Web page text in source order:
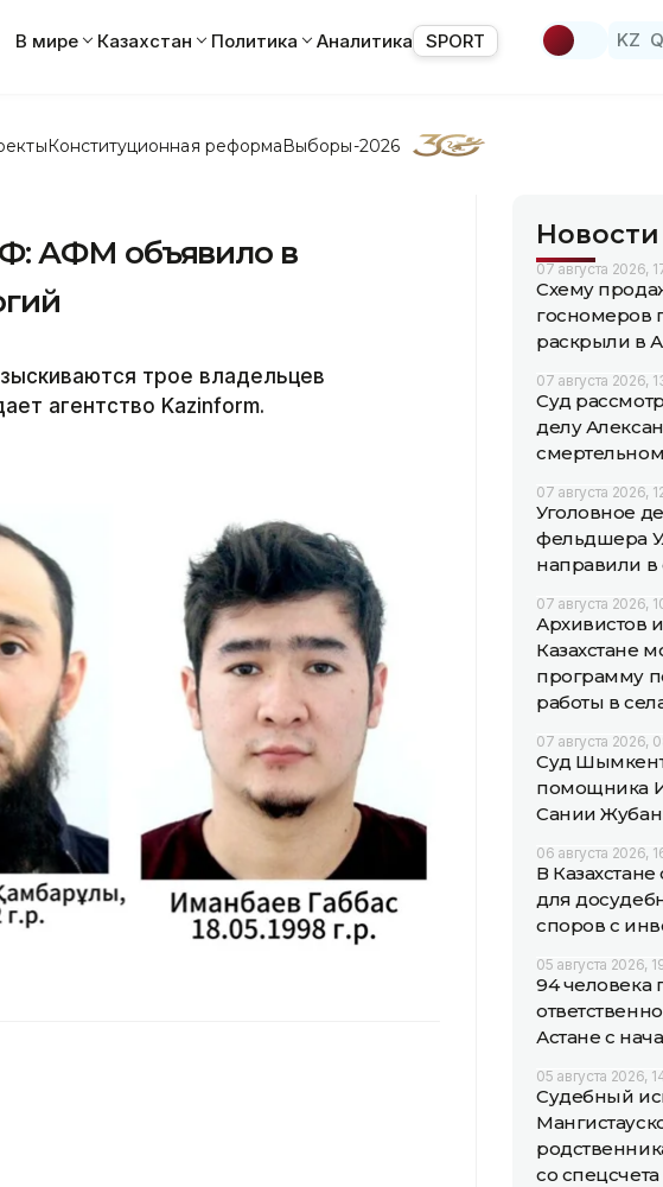
В мире Казахстан Политика Аналитика SPORT KZ
Конституционная реформаВыборы-2026
АФМ объявило в
трое владельцев
агентство Kazinform.
07 августа 2026,
Схему
госномеров
раскрыли в
07 августа 2026,
Суд
делу
07 августа 2026,
Уголовное
фельдшера
направили в
07 августа 2026,
Архивистов
Казахстане
программу
работы в
07 августа 2026,
Суд
помощника
Сании
06 августа 2026,
В
для
споров с
05 августа 2026,
94 человека
Астане с
05 августа 2026,
Судебный
со спецсчета